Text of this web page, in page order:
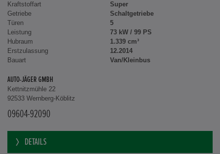
Kraftstoffart
Super
Getriebe
Schaltgetriebe
Türen
5
Leistung
73 kW / 99 PS
Hubraum
1.339 cm³
Erstzulassung
12.2014
Bauart
Van/Kleinbus
AUTO-JÄGER GMBH
Kettnitzmühle 22
92533 Wernberg-Köblitz
09604-92090
DETAILS